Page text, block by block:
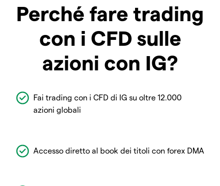
Perché fare trading
con i CFD sulle
azioni con IG?
Fai trading con i CFD di IG su oltre 12.000
azioni globali
Accesso diretto al book dei titoli con forex DMA